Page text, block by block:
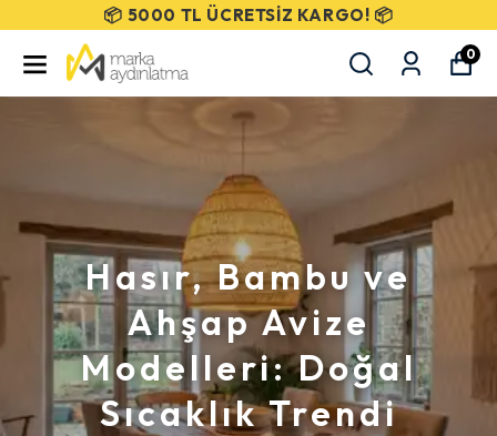
SEÇİLİ ÜRÜNLERDE %50 İNDİRİM!
0
Hasır, Bambu ve
Ahşap Avize
Modelleri: Doğal
Sıcaklık Trendi